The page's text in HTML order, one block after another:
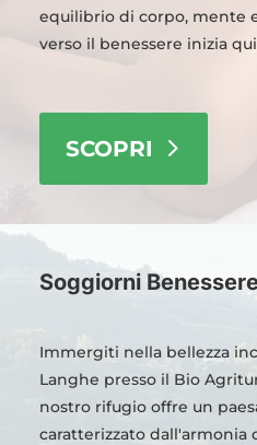
equilibrio di corpo, mente
verso il benessere inizia
SCOPRI
Soggiorni
Immergiti nella bellezza
Langhe presso il Bio
nostro rifugio offre un
caratterizzato dall'armonia